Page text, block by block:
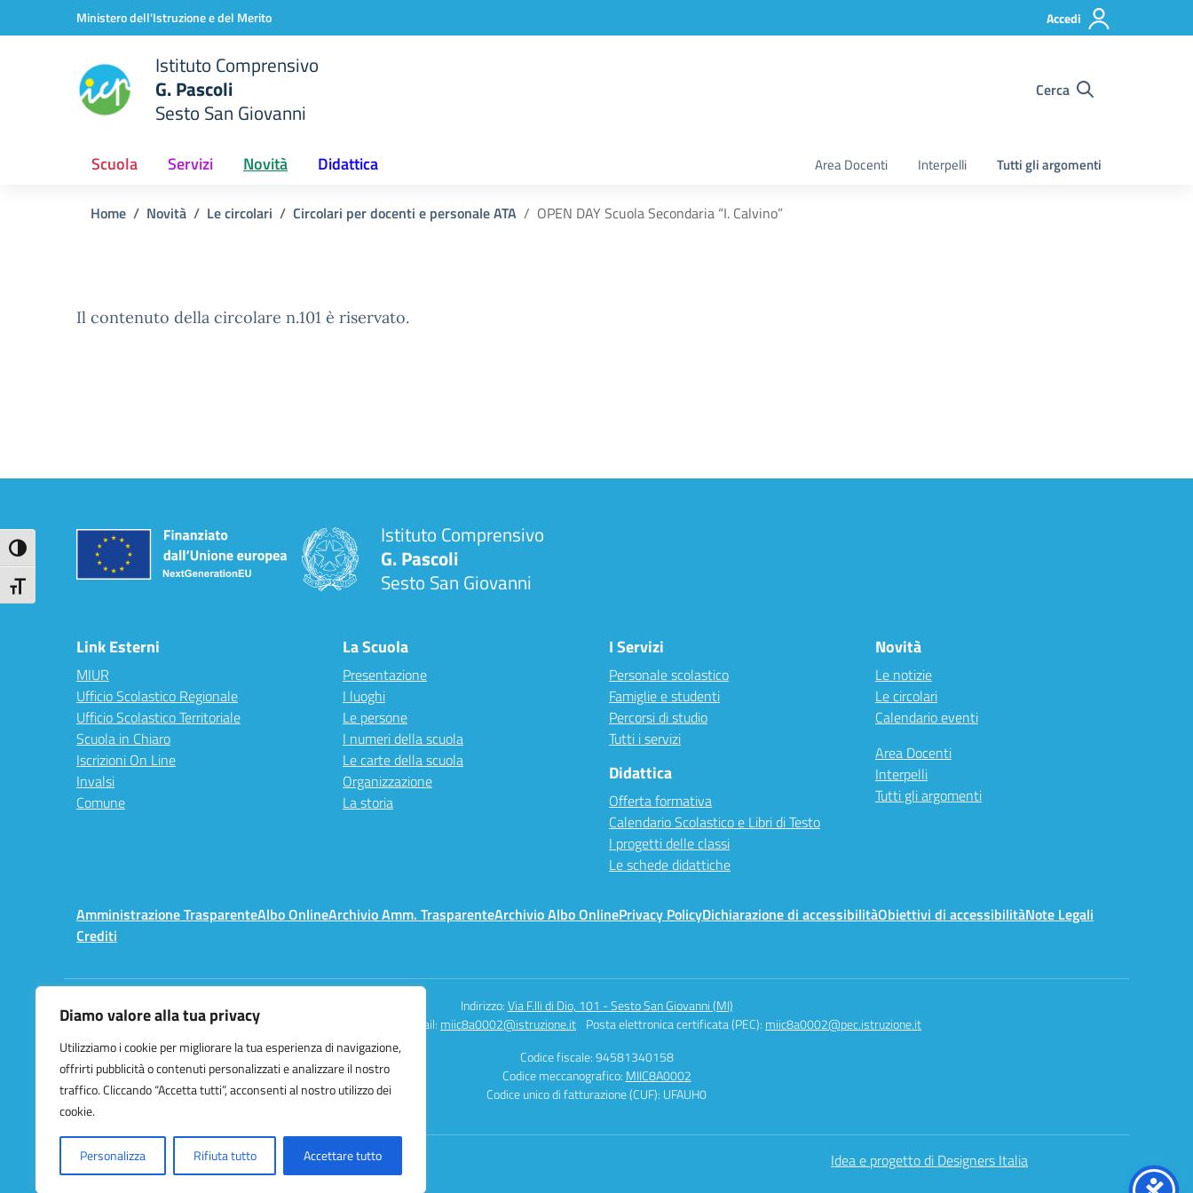
Diamo valore alla tua privacy
Utilizziamo i cookie per migliorare la tua esperienza di navigazione,
offrirti pubblicità o contenuti personalizzati e analizzare il nostro
traffico. Cliccando “Accetta tutti”, acconsenti al nostro utilizzo dei
cookie.
Personalizza Rifiuta tutto Accettare tutto
Attiva/disattiva alto contrasto
Attiva/disattiva dimensione testo
Vai ai contenuti
Vai al menu di navigazioneMinistero dell'Istruzione e del Merito Accedi
Istituto Comprensivo
G. Pascoli
Sesto San Giovanni
Cerca
Scuola Servizi Novità Didattica Area Docenti Interpelli Tutti gli argomenti
Home Novità Le circolari Circolari per docenti e personale ATA OPEN DAY Scuola Secondaria “I. Calvino”
Il contenuto della circolare n.101 è riservato.
Istituto Comprensivo
G. Pascoli
Sesto San Giovanni
Link Esterni
MIUR
Ufficio Scolastico Regionale
Ufficio Scolastico Territoriale
Scuola in Chiaro
Iscrizioni On Line
Invalsi
Comune
La Scuola
Presentazione
I luoghi
Le persone
I numeri della scuola
Le carte della scuola
Organizzazione
La storia
I Servizi
Personale scolastico
Famiglie e studenti
Percorsi di studio
Tutti i servizi
Didattica
Offerta formativa
Calendario Scolastico e Libri di Testo
I progetti delle classi
Le schede didattiche
Novità
Le notizie
Le circolari
Calendario eventi
Area Docenti
Interpelli
Tutti gli argomenti
Amministrazione TrasparenteAlbo OnlineArchivio Amm. TrasparenteArchivio Albo OnlinePrivacy PolicyDichiarazione di accessibilitàObiettivi di accessibilitàNote Legali
Crediti
Indirizzo:Via F.lli di Dio, 101 - Sesto San Giovanni (MI)
Email: miic8a0002@istruzione.it Posta elettronica certificata (PEC): miic8a0002@pec.istruzione.it
Codice fiscale: 94581340158
Codice meccanografico: MIIC8A0002
Codice unico di fatturazione (CUF): UFAUH0
Idea e progetto di Designers Italia